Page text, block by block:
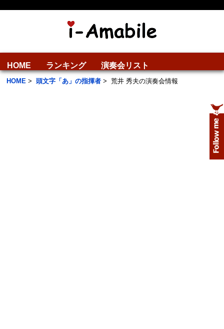
HOME ランキング 演奏会リスト
HOME > 頭文字「あ」の指揮者 > 荒井 秀夫の演奏会情報